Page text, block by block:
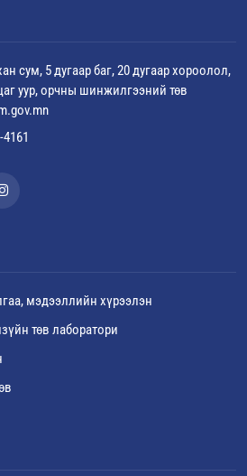
сум, 5 дугаар баг, 20 дугаар хороолол,
уур, орчны шинжилгээний төв
мэдээллийн хүрээлэн
төв лаборатори